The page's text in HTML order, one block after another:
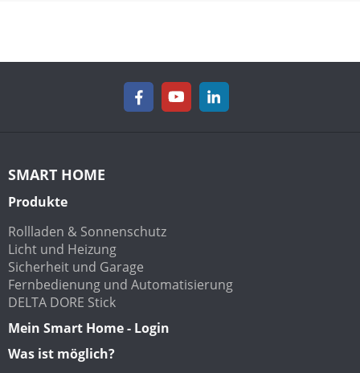
SMART HOME
Produkte
Rollladen & Sonnenschutz
Licht und Heizung
Sicherheit und Garage
Fernbedienung und Automatisierung
DELTA DORE Stick
Mein Smart Home - Login
Was ist möglich?